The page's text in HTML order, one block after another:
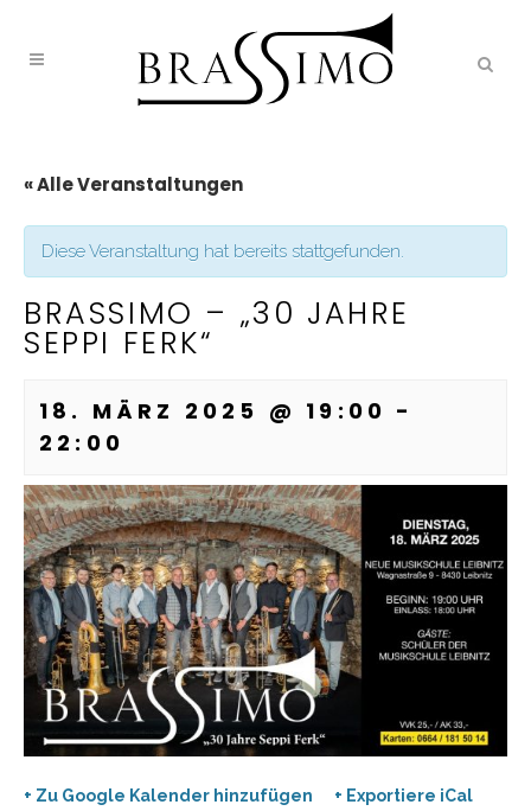
« Alle Veranstaltungen
Diese Veranstaltung hat bereits stattgefunden.
BRASSIMO – „30 JAHRE
SEPPI FERK“
18. MÄRZ 2025 @ 19:00 -
22:00
+ Zu Google Kalender hinzufügen + Exportiere iCal